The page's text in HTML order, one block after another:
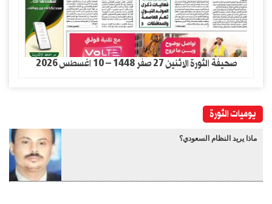
صحيفة الثورة الاثنين 27 صفر 1448 – 10 اغسطس 2026
يوميات الثورة
ماذا يريد النظام السعودي؟